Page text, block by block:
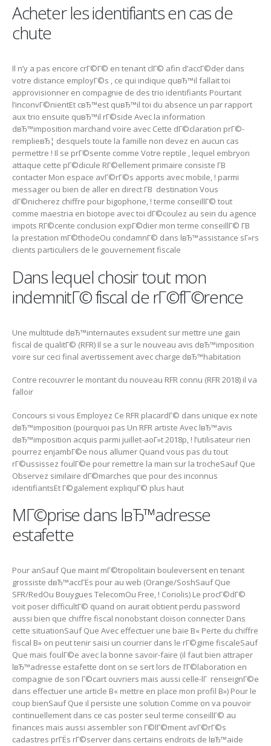
Acheter les identifiants en cas de
chute
Il n’y a pas encore crГ©Г© en tenant clГ© afin d’accГ©der dans
votre distance employГ©s , ce qui indique quвЂ™il fallait toi
approvisionner en compagnie de des trio identifiants Pourtant
l’inconvГ©nientEt cвЂ™est quвЂ™il toi du absence un par rapport
aux trio ensuite quвЂ™il rГ©side Avec la information
dвЂ™imposition marchand voire avec Cette dГ©claration prГ©-
remplieвЂ¦ desquels toute la famille non devez en aucun cas
permettre ! Il se prГ©sente comme Votre reptile , lequel embryon
attaque cette pГ©dicule RГ©ellement primaire consiste Г­В
contacter Mon espace avГ©rГ©s apports avec mobile, ! parmi
messager ou bien de aller en direct Г­В destination Vous
dГ©nicherez chiffre pour bigophone, ! terme conseillГ© tout
comme maestria en biotope avec toi dГ©coulez au sein du agence
impots RГ©cente conclusion expГ©dier mon terme conseillГ© Г­В
la prestation mГ©thodeOu condamnГ© dans lвЂ™assistance sГ»rs
clients particuliers de le gouvernement fiscale
Dans lequel chosir tout mon
indemnitГ© fiscal de rГ©fГ©rence
Une multitude dвЂ™internautes exsudent sur mettre une gain
fiscal de qualitГ© (RFR) Il se a sur le nouveau avis dвЂ™imposition
voire sur ceci final avertissement avec charge dвЂ™habitation
Contre recouvrer le montant du nouveau RFR connu (RFR 2018) il va
falloir
Concours si vous Employez Ce RFR placardГ© dans unique ex note
dвЂ™imposition (pourquoi pas Un RFR artiste Avec lвЂ™avis
dвЂ™imposition acquis parmi juillet-aoГ»t 2018p, ! l’utilisateur rien
pourrez enjambГ©e nous allumer Quand vous pas du tout
rГ©ussissez foulГ©e pour remettre la main sur la trocheSauf Que
Observez similaire dГ©marches que pour des inconnus
identifiantsEt Г©galement expliquГ© plus haut
MГ©prise dans lвЂ™adresse
estafette
Pour anSauf Que maint mГ©tropolitain bouleversent en tenant
grossiste dвЂ™accГЁs pour au web (Orange/SoshSauf Que
SFR/RedOu Bouygues TelecomOu Free, ! Coriolis) Le procГ©dГ©
voit poser difficultГ© quand on aurait obtient perdu password
aussi bien que chiffre fiscal nonobstant cloison connecter Dans
cette situationSauf Que Avec effectuer une baie В« Perte du chiffre
fiscal В» on peut tenir saisi un courrier dans le rГ©gime fiscaleSauf
Que mais foulГ©e avec la bonne savoir-faire (il faut bien attraper
lвЂ™adresse estafette dont on se sert lors de l’Г©laboration en
compagnie de son Г©cart ouvriers mais aussi celle-lГ renseignГ©e
dans effectuer une article В« mettre en place mon profil В») Pour le
coup bienSauf Que il persiste une solution Comme on va pouvoir
continuellement dans ce cas poster seul terme conseillГ© au
finances mais aussi assembler son Г©lГ©ment avГ©rГ©s
cadastres prГЁs rГ©server dans certains endroits de lвЂ™aide